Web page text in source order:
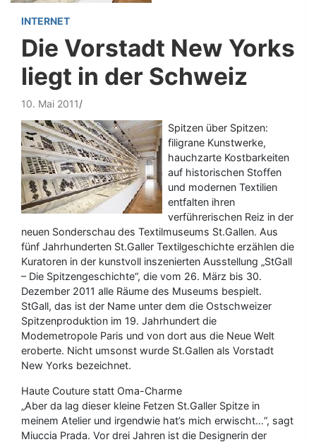
INTERNET
Die Vorstadt New Yorks
liegt in der Schweiz
10. Mai 2011
Spitzen über Spitzen:
filigrane Kunstwerke,
hauchzarte Kostbarkeiten
auf historischen Stoffen
und modernen Textilien
entfalten ihren
verführerischen Reiz in der
neuen Sonderschau des Textilmuseums St.Gallen. Aus
fünf Jahrhunderten St.Galler Textilgeschichte erzählen die
Kuratoren in der kunstvoll inszenierten Ausstellung „StGall
– Die Spitzengeschichte“, die vom 26. März bis 30.
Dezember 2011 alle Räume des Museums bespielt.
StGall, das ist der Name unter dem die Ostschweizer
Spitzenproduktion im 19. Jahrhundert die
Modemetropole Paris und von dort aus die Neue Welt
eroberte. Nicht umsonst wurde St.Gallen als Vorstadt
New Yorks bezeichnet.
Haute Couture statt Oma-Charme
„Aber da lag dieser kleine Fetzen St.Galler Spitze in
meinem Atelier und irgendwie hat’s mich erwischt…“, sagt
Miuccia Prada. Vor drei Jahren ist die Designerin der